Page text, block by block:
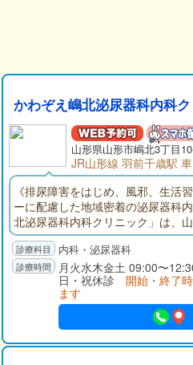
かわぞえ嶋北泌尿器科内科
山形県山形市嶋北3丁目
JR山形線 羽前千歳駅
《排尿障害をはじめ、風邪、生活
ーに配慮した地域密着の泌尿器科
北泌尿器科内科クリニック」は、
科を診療しています。尿が出にく
なる、尿に血が混じる、尿もれ、
さまざまな排尿トラブルに対応し
は、お悩みを抱えていながら受診
ねなく相談できる「地域の泌尿器
認定 泌尿器科専門医の院長が、頻
夜尿症、尿失禁、血尿、膀胱炎、
や膀胱がんなど泌尿器にかかわる
内科・泌尿器科
月火水木金土 09:00〜
日・祝休診 開始・終了
ます